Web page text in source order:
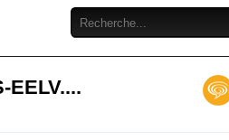
EELV....